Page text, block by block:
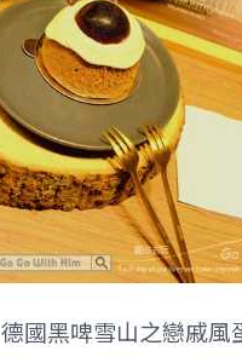
德國黑啤雪山之戀戚風